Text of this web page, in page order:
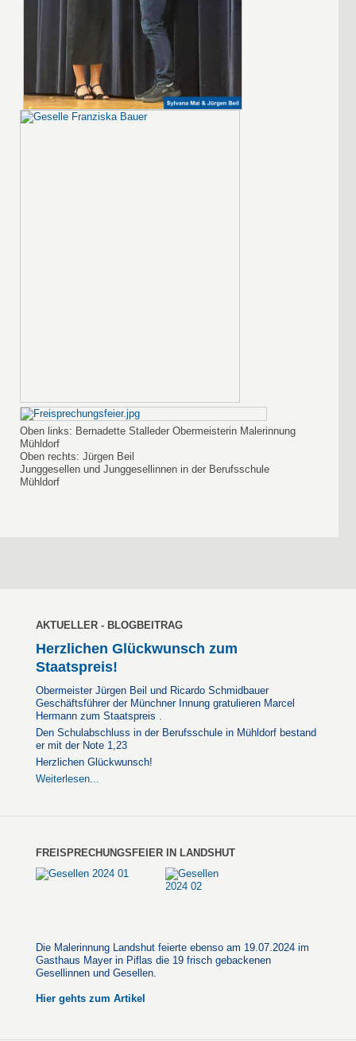
Oben links: Bernadette Stalleder Obermeisterin Malerinnung
Mühldorf
Oben rechts: Jürgen Beil
Junggesellen und Junggesellinnen in der Berufsschule
Mühldorf
AKTUELLER - BLOGBEITRAG
Herzlichen Glückwunsch zum
Staatspreis!
Obermeister Jürgen Beil und Ricardo Schmidbauer
Geschäftsführer der Münchner Innung gratulieren Marcel
Hermann zum Staatspreis .
Den Schulabschluss in der Berufsschule in Mühldorf bestand
er mit der Note 1,23
Herzlichen Glückwunsch!
Weiterlesen...
FREISPRECHUNGSFEIER IN LANDSHUT
Die Malerinnung Landshut feierte ebenso am 19.07.2024 im
Gasthaus Mayer in Piflas die 19 frisch gebackenen
Gesellinnen und Gesellen.
Hier gehts zum Artikel